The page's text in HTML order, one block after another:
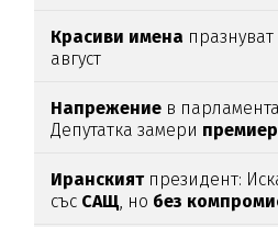
Красиви имена празнуват
август
Напрежение в
Депутатка замери
Иранскиятпрезидент:
със САЩ, но без